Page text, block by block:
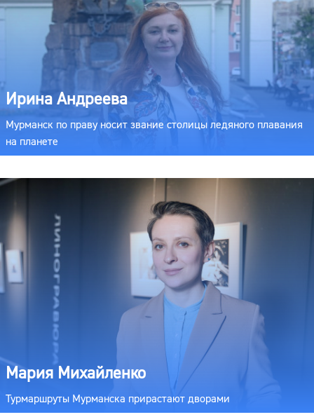
Ирина Андреева
Мурманск по праву носит звание столицы ледяного плавания
на планете
Мария Михайленко
Турмаршруты Мурманска прирастают дворами